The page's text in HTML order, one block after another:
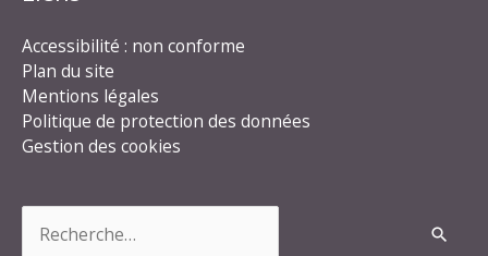
Accessibilité : non conforme
Plan du site
Mentions légales
Politique de protection des données
Gestion des cookies